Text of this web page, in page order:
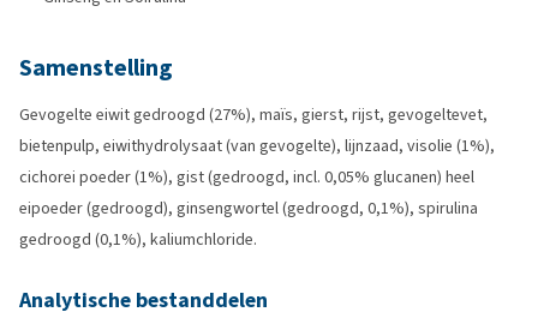
Samenstelling
Gevogelte eiwit gedroogd (27%), maïs, gierst, rijst, gevogeltevet,
bietenpulp, eiwithydrolysaat (van gevogelte), lijnzaad, visolie (1%),
cichorei poeder (1%), gist (gedroogd, incl. 0,05% glucanen) heel
eipoeder (gedroogd), ginsengwortel (gedroogd, 0,1%), spirulina
gedroogd (0,1%), kaliumchloride.
Analytische bestanddelen